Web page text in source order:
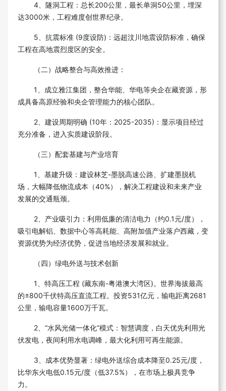
4、隧洞工程：总长200公里，最长单洞50公里，埋深
达3000米，工程难度创世界纪录。
5、抗震标准 (9度设防)：远超汶川地震设防标准，确保
工程在高地震烈度区的安全。
（二）战略整合与高效推进：
1、成立雅江集团，整合华能、华电等央企在藏资源，形
成具备高原经验和央企管理能力的核心团队。
2、建设周期明确 (10年：2025-2035)：显示项目经过
充分准备，进入实质建设阶段。
（三）配套基建与产业培育
1、基建升级：建设林芝-墨脱高速公路、扩建墨脱机
场，大幅降低物流成本（40%），解决工程建设和未来产业
发展的交通瓶颈。
2、产业吸引力：利用低廉的清洁电力（约0.1元/度），
吸引电解铝、数据中心等高耗能、高附加值产业落户西藏，变
资源优势为经济优势，促进当地经济发展和就业。
（四）绿电外送与技术创新
1、特高压工程 (藏东南-粤港澳大湾区)。世界海拔最高
的±800千伏特高压直流工程。投资531亿元，输电距离2681
公里，输电容量1600万千瓦。
2、“水风光储一体化”模式：智慧调度，白天优先利用光
伏发电，夜间利用水电调峰，最大化利用可再生能源。
3、成本优势显著：绿电外送综合成本降至0.25元/度，
比华东火电低0.15元/度（低37.5%），在市场上极具竞争
力。